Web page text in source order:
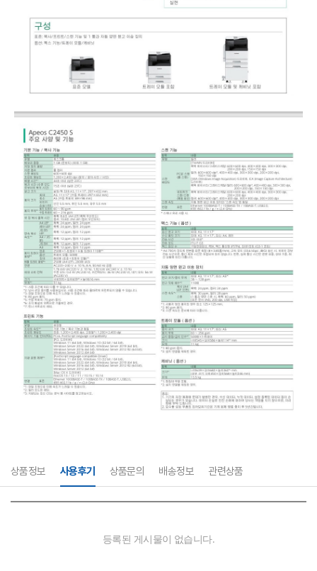
상품정보 사용후기 상품문의 배송정보 관련상품